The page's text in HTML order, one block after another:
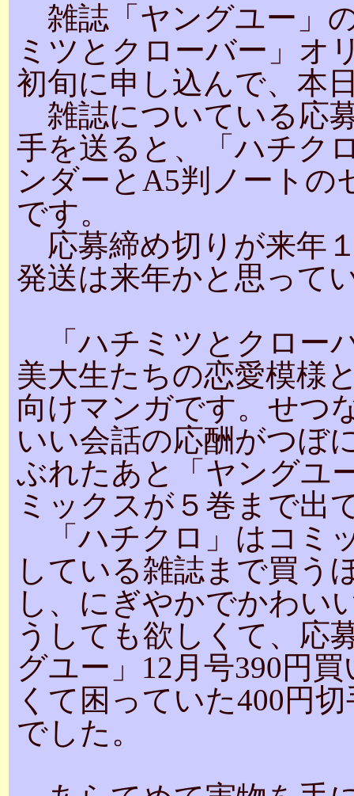
雑誌「ヤングユー」
ミツとクローバー」オ
初旬に申し込んで、本
雑誌についている応
手を送ると、「ハチク
ンダーとA5判ノートの
です。
応募締め切りが来年
発送は来年かと思って
「ハチミツとクロー
美大生たちの恋愛模様
向けマンガです。せつ
いい会話の応酬がつぼ
ぶれたあと「ヤングユ
ミックスが５巻まで出
「ハチクロ」はコミ
している雑誌まで買う
し、にぎやかでかわい
うしても欲しくて、応
グユー」12月号390円
くて困っていた400円
でした。